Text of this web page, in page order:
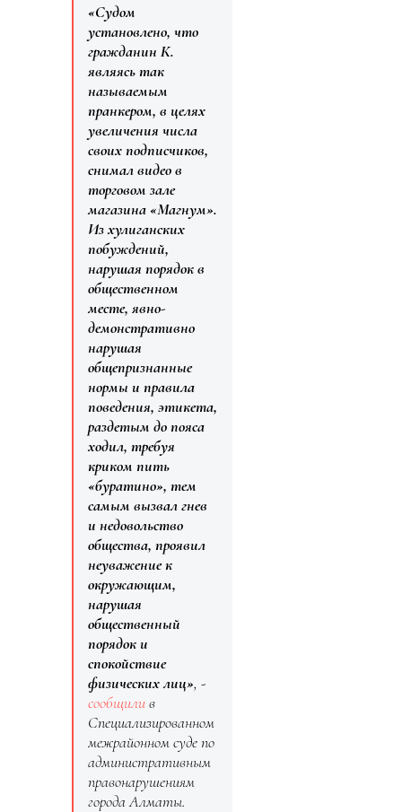
«Судом
установлено, что
гражданин К.
являясь так
называемым
пранкером, в целях
увеличения числа
своих подписчиков,
снимал видео в
торговом зале
магазина «Магнум».
Из хулиганских
побуждений,
нарушая порядок в
общественном
месте, явно-
демонстративно
нарушая
общепризнанные
нормы и правила
поведения, этикета,
раздетым до пояса
ходил, требуя
криком пить
«буратино», тем
самым вызвал гнев
и недовольство
общества, проявил
неуважение к
окружающим,
нарушая
общественный
порядок и
спокойствие
физических лиц», -
сообщилив
Специализированном
межрайонном суде по
административным
правонарушениям
города Алматы.